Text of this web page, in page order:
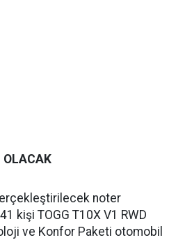
OLACAK
noter
kişi TOGG T10X V1 RWD
ve Konfor Paketi otomobil